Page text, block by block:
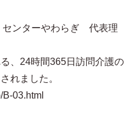
センターやわらぎ 代表理
、24時間365日訪問介護の
れました。
03.html